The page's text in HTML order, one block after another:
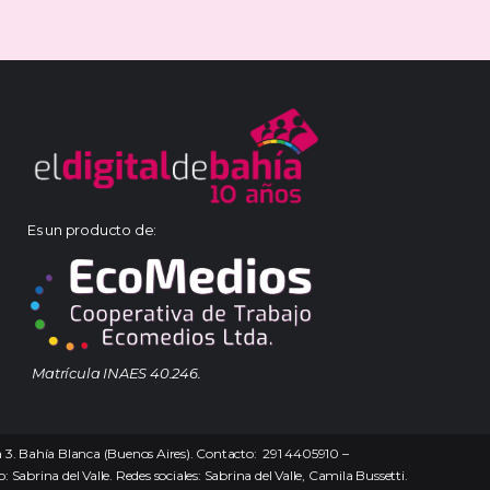
Es un producto de:
Matrícula INAES 40.246.
Bahía Blanca (Buenos Aires). Contacto: 291 4405910 –
del Valle. Redes sociales: Sabrina del Valle, Camila Bussetti.